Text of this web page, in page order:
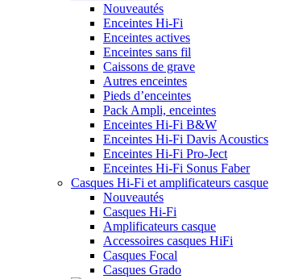
Nouveautés
Enceintes Hi-Fi
Enceintes actives
Enceintes sans fil
Caissons de grave
Autres enceintes
Pieds d’enceintes
Pack Ampli, enceintes
Enceintes Hi-Fi B&W
Enceintes Hi-Fi Davis Acoustics
Enceintes Hi-Fi Pro-Ject
Enceintes Hi-Fi Sonus Faber
Casques Hi-Fi et amplificateurs casque
Nouveautés
Casques Hi-Fi
Amplificateurs casque
Accessoires casques HiFi
Casques Focal
Casques Grado